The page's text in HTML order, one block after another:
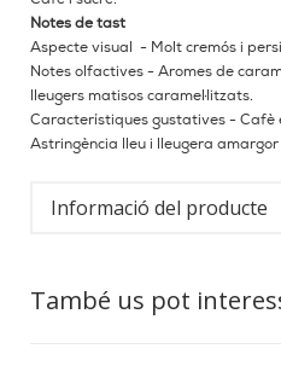
Notes de tast
Aspecte visual - Molt cremós i
Notes olfactives - Aromes de
lleugers matisos caramel·litzats.
Característiques gustatives - Cafè
Astringència lleu i lleugera
Informació del producte
També us pot